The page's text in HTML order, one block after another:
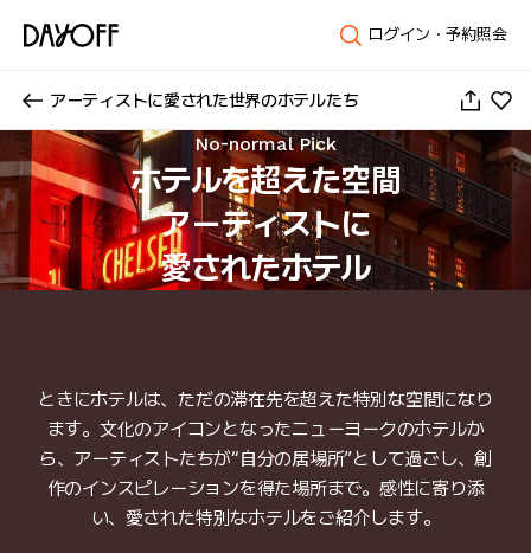
ログイン・予約照会
アーティストに愛された世界のホテルたち
No-normal Pick
ホテルを超えた空間
アーティストに
愛されたホテル
ときにホテルは、ただの滞在先を超えた特別な空間になり
ます。文化のアイコンとなったニューヨークのホテルか
ら、アーティストたちが“自分の居場所”として過ごし、創
作のインスピレーションを得た場所まで。感性に寄り添
い、愛された特別なホテルをご紹介します。